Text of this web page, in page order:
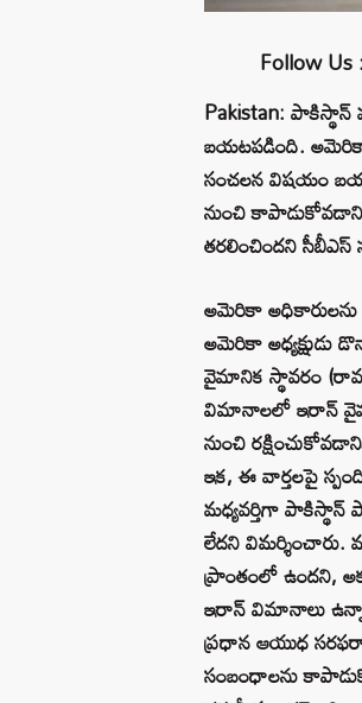
Follow Us :
Pakistan:
బయటపడింది.
సంచలన విషయం
నుంచి
తరలించిందని సీబీఎస్
అమెరికా అధికారులను
అమెరికా అధ్యక్షుడు
వైమానిక స్థావరం
విమానాలలో ఇరాన్
నుంచి
ఇక, ఈ వార్తలపై
మధ్యవర్తిగా పాకిస్థాన్
లేదని విమర్శించారు.
ప్రాంతంలో ఉందని,
ఇరాన్ విమానాలు
ప్రధాన ఆయుధ
సంబంధాలను